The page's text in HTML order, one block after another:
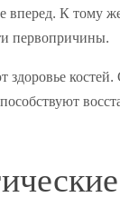
вперед. К тому
первопричины.